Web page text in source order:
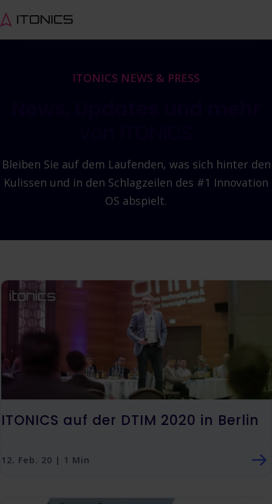
ITONICS NEWS & PRESS
Bleiben Sie auf dem Laufenden, was sich hinter den
Kulissen und in den Schlagzeilen des #1 Innovation
OS abspielt.
ITONICS auf der DTIM 2020 in Berlin
12. Feb. 20 | 1 Min